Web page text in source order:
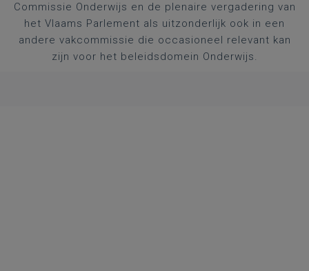
Commissie Onderwijs en de plenaire vergadering van
het Vlaams Parlement als uitzonderlijk ook in een
andere vakcommissie die occasioneel relevant kan
zijn voor het beleidsdomein Onderwijs.